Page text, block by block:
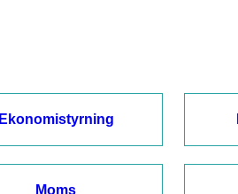
Ekonomistyrning
Moms